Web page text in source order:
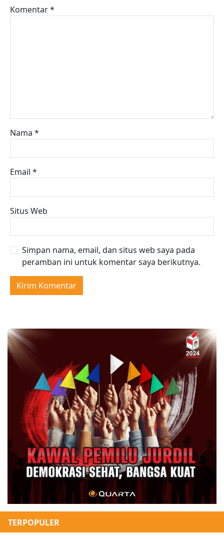
Komentar*
Nama *
Email *
Situs Web
Simpan nama, email, dan situs web saya pada
peramban ini untuk komentar saya berikutnya.
TERPOPULER